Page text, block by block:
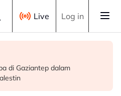
Live Log in
di Gaziantep dalam
elektrik tiga anggota
menjejaki penyusutan